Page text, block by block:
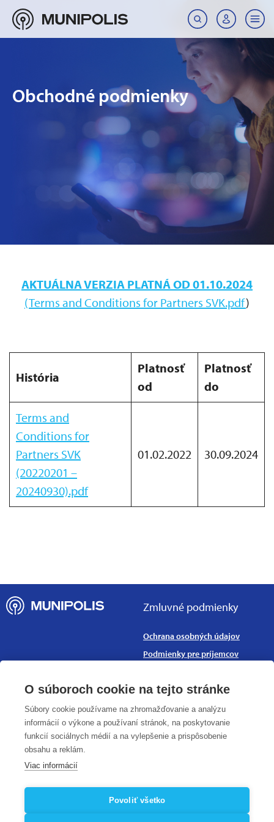
Obchodné podmienky
AKTUÁLNA VERZIA PLATNÁ OD 01.10.2024
(Terms and Conditions for Partners SVK.pdf)
História
Platnosť
od
Platnosť
do
Terms and
Conditions for
Partners SVK
(20220201 –
20240930).pdf
01.02.2022 30.09.2024
MUNIPOLIS s.r.o. © 2026
Zmluvné podmienky
Ochrana osobných údajov
Podmienky pre príjemcov
Prehlásenie o prístupnosti
Vstup do administrácie
O nás -
Kariéra v MUNIPOLIS
Podpora EU
O súboroch cookie na tejto stránke
Súbory cookie používame na zhromažďovanie a analýzu
informácií o výkone a používaní stránok, na poskytovanie
funkcií sociálnych médií a na vylepšenie a prispôsobenie
obsahu a reklám.
Viac informácií
Povoliť všetko